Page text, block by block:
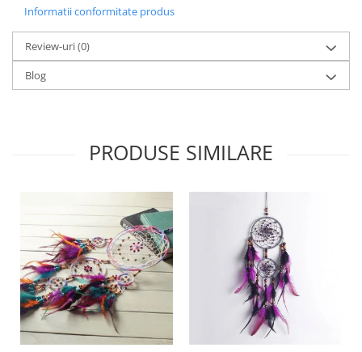
Informatii conformitate produs
Review-uri(0)
Blog
PRODUSE SIMILARE